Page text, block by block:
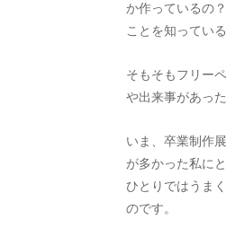
か作っているの
ことを知ってい
そもそもフリー
や出来事があっ
いま、卒業制作
が多かった私に
ひとりではうま
のです。